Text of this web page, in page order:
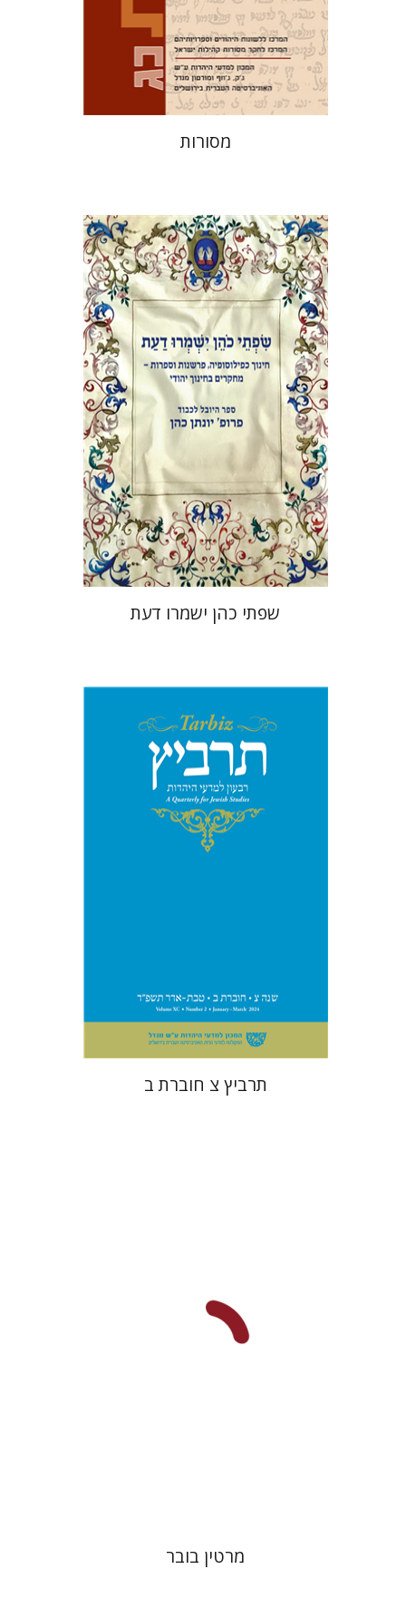
הנחת אתר ספר מודפס
$35
$32
מסורות
אלי הולצר אבינועם רוזנק
הנחת אתר ספר מודפס
$46
$41
שפתי כהן ישמרו דעת
יהונתן גארב מיכאל סיגל
$29
$26
תרביץ צ חוברת ב
מרטין בובר